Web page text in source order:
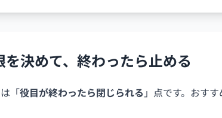
決めて、終わったら止める
「役目が終わったら閉じられる 」点です。おす